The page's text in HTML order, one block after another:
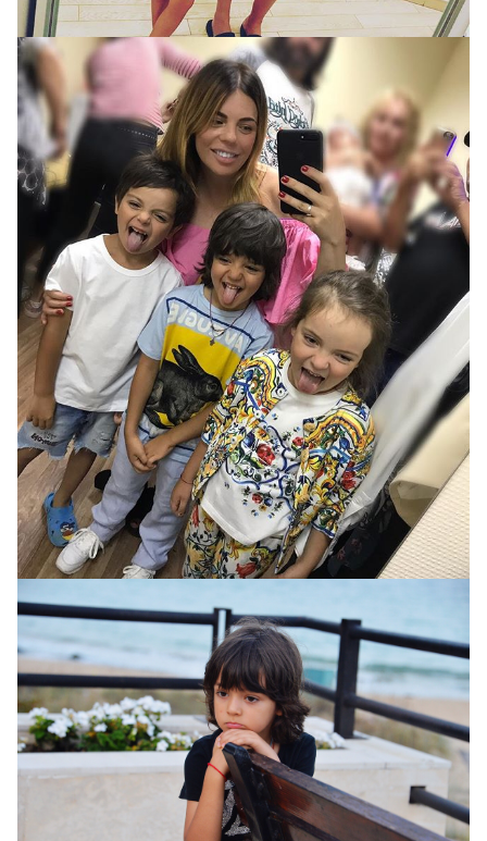
Анастасия Стоцкая, ее сын Александр и дети
Филиппа Киркорова Мартин и Алла-Виктория